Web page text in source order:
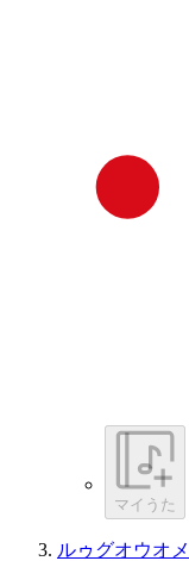
マイうた
ルゥグオウオ